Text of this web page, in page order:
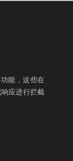
能，这些在
应进行拦截